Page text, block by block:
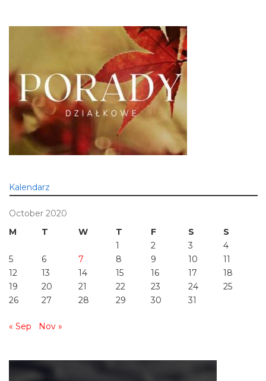
Kalendarz
October 2020
M
T W T F S
S
1
2 3
4
5
6 7 8 9 10
11
12
13 14 15 16 17
18
19
20 21 22 23 24
25
26
27 28 29 30 31
« Sep Nov »